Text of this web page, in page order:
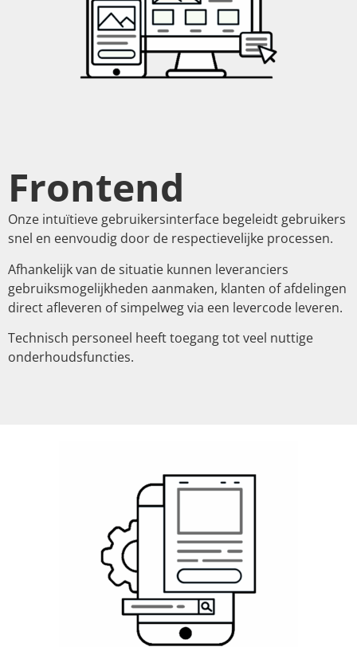
Frontend
Onze intuïtieve gebruikersinterface begeleidt gebruikers
snel en eenvoudig door de respectievelijke processen.
Afhankelijk van de situatie kunnen leveranciers
gebruiksmogelijkheden aanmaken, klanten of afdelingen
direct afleveren of simpelweg via een levercode leveren.
Technisch personeel heeft toegang tot veel nuttige
onderhoudsfuncties.